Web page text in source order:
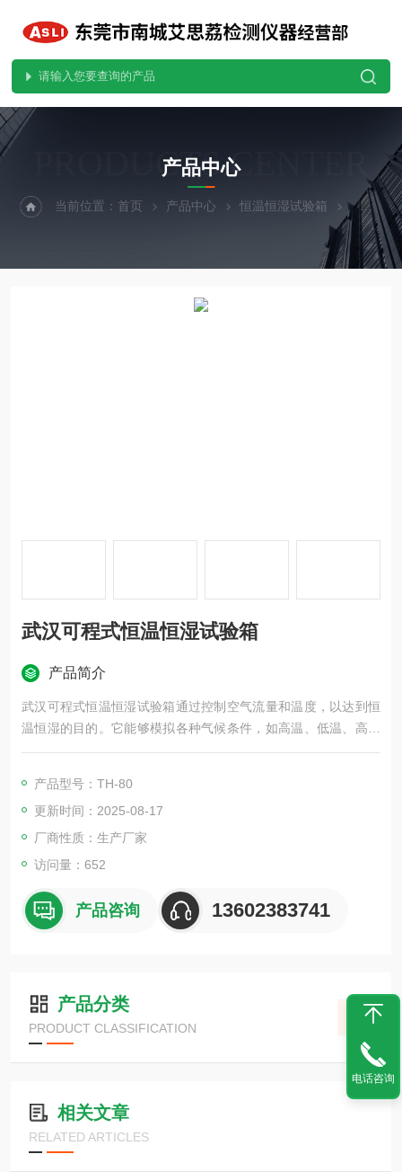
PRODUCTS CENTER
产品中心
当前位置：首页 产品中心 恒温恒湿试验箱 小型恒
武汉可程式恒温恒湿试验箱
产品简介
武汉可程式恒温恒湿试验箱通过控制空气流量和温度，以达到恒
温恒湿的目的。它能够模拟各种气候条件，如高温、低温、高湿
度、低湿度等，以检测材料、产品在不同环境下的性能变化。这
制品、金属、食品、化学、建材、医疗、航天等领域，用于测试
材料的耐热、耐寒、耐干、耐湿等性能。
产品型号：TH-80
更新时间：2025-08-17
厂商性质：生产厂家
访问量：652
产品咨询 13602383741
产品分类
PRODUCT CLASSIFICATION
相关文章
RELATED ARTICLES
电话咨询